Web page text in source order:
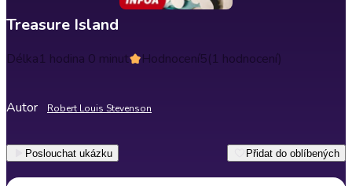
Treasure Island
Délka1 hodina 0 minut Hodnocení5(1 hodnocení)
Autor Robert Louis Stevenson
Poslouchat ukázku Přidat do oblíbených